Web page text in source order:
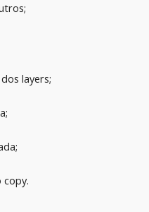
layers;
copy.